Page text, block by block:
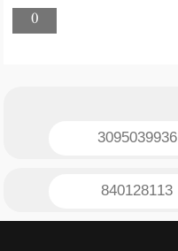
0
3095039936
840128113